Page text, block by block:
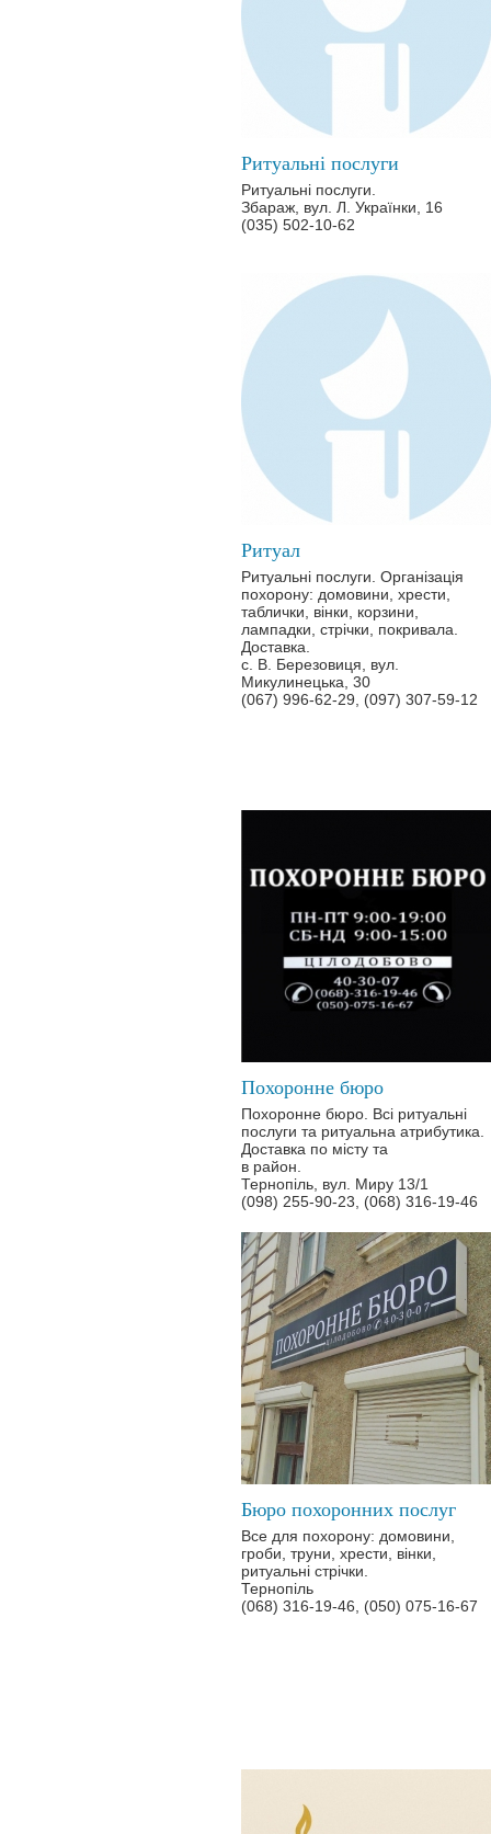
Ритуальні послуги
Ритуальні послуги.
Збараж, вул. Л. Українки, 16
(035) 502-10-62
Ритуал
Ритуальні послуги. Організація
похорону: домовини, хрести,
таблички, вінки, корзини,
лампадки, стрічки, покривала.
Доставка.
с. В. Березовиця, вул.
Микулинецька, 30
(067) 996-62-29, (097) 307-59-12
Похоронне бюро
Похоронне бюро. Всі ритуальні
послуги та ритуальна атрибутика.
Доставка по місту та
в район.
Тернопіль, вул. Миру 13/1
(098) 255-90-23, (068) 316-19-46
Бюро похоронних послуг
Все для похорону: домовини,
гроби, труни, хрести, вінки,
ритуальні стрічки.
Тернопіль
(068) 316-19-46, (050) 075-16-67